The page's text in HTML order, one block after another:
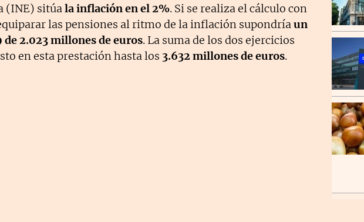
(INE) sitúala inflación en el 2%. Si se realiza el cálculo con
las pensiones al ritmo de la inflación supondríaun
de 2.023 millones de euros. La suma de los dos ejercicios
en esta prestación hasta los 3.632 millones de euros.